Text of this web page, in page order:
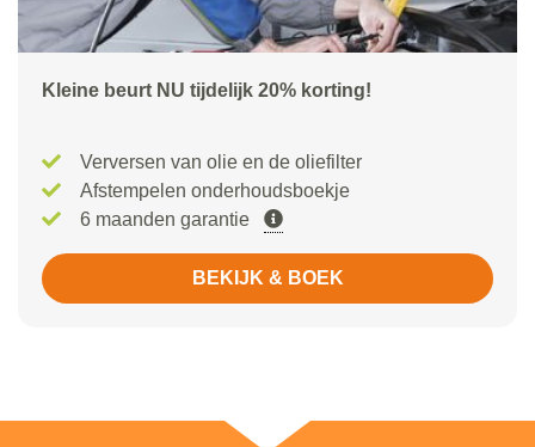
Kleine beurt NU tijdelijk 20% korting!
Verversen van olie en de oliefilter
Afstempelen onderhoudsboekje
6 maanden garantie
BEKIJK & BOEK